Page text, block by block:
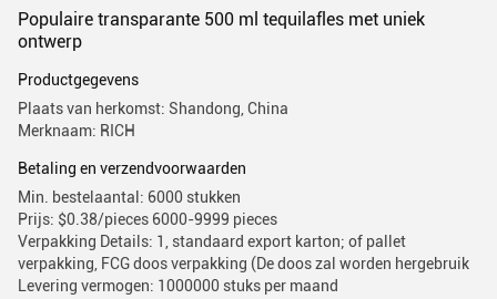
Populaire transparante 500 ml tequilafles met uniek
ontwerp
Productgegevens
Plaats van herkomst: Shandong, China
Merknaam: RICH
Betaling en verzendvoorwaarden
Min. bestelaantal: 6000 stukken
Prijs: $0.38/pieces 6000-9999 pieces
Verpakking Details: 1, standaard export karton; of pallet
verpakking, FCG doos verpakking (De doos zal worden hergebruik
Levering vermogen: 1000000 stuks per maand